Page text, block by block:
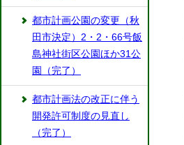
都市計画公園の変更（秋
田市決定）2・2・66号飯
島神社街区公園ほか31公
園（完了）
都市計画法の改正に伴う
開発許可制度の見直し
（完了）